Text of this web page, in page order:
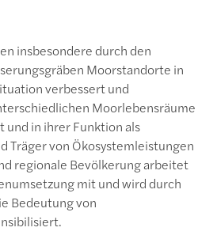
insbesondere durch den
Moorstandorte in
verbessert und
Moorlebensräume
in ihrer Funktion als
Träger von Ökosystemleistungen
regionale Bevölkerung arbeitet
mit und wird durch
Bedeutung von